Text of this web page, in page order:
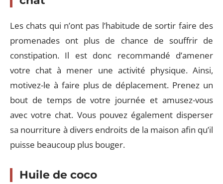
Les chats qui n’ont pas l’habitude de sortir faire des
promenades ont plus de chance de souffrir de
constipation. Il est donc recommandé d’amener
votre chat à mener une activité physique. Ainsi,
motivez-le à faire plus de déplacement. Prenez un
bout de temps de votre journée et amusez-vous
avec votre chat. Vous pouvez également disperser
sa nourriture à divers endroits de la maison afin qu’il
puisse beaucoup plus bouger.
Huile de coco